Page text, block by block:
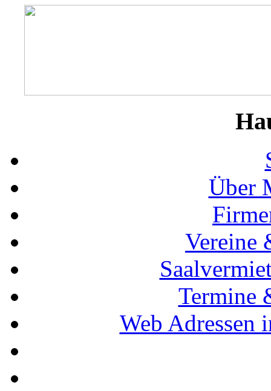
Über
Vereine
Termine
Web Adressen